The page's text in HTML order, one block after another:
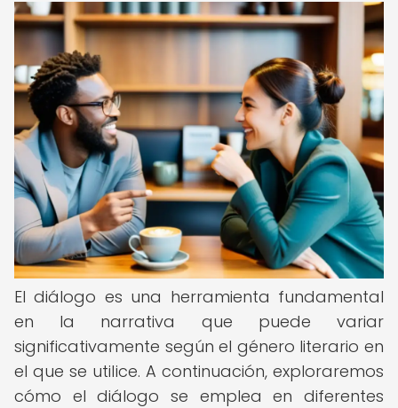
El diálogo es una herramienta fundamental
en la narrativa que puede variar
significativamente según el género literario en
el que se utilice. A continuación, exploraremos
cómo el diálogo se emplea en diferentes